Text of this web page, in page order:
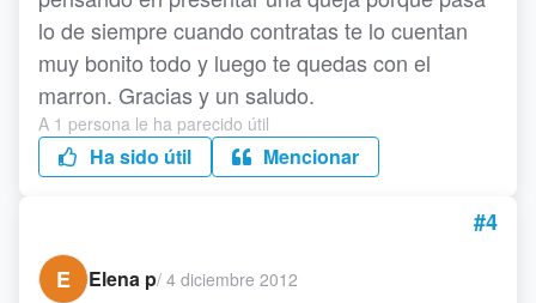
lo de siempre cuando contratas te lo cuentan
muy bonito todo y luego te quedas con el
marron. Gracias y un saludo.
A 1 persona le ha parecido útil
Ha sido útil Mencionar
#4
E
Elena p/ 4 diciembre 2012